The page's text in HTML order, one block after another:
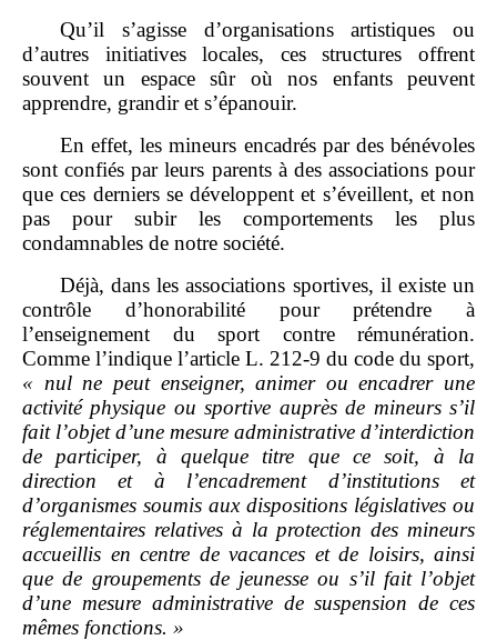
Qu’il s’agisse d’organisations artistiques ou
d’autres initiatives locales, ces structures offrent
souvent un espace sûr où nos enfants peuvent
apprendre, grandir et s’épanouir.
En effet, les mineurs encadrés par des bénévoles
sont confiés par leurs parents à des associations pour
que ces derniers se développent et s’éveillent, et non
pas pour subir les comportements les plus
condamnables de notre société.
Déjà, dans les associations sportives, il existe un
contrôle d’honorabilité pour prétendre à
l’enseignement du sport contre rémunération.
Comme l’indique l’article L. 212‑9 du code du sport,
« nul ne peut enseigner, animer ou encadrer une
activité physique ou sportive auprès de mineurs s’il
fait l’objet d’une mesure administrative d’interdiction
de participer, à quelque titre que ce soit, à la
direction et à l’encadrement d’institutions et
d’organismes soumis aux dispositions législatives ou
réglementaires relatives à la protection des mineurs
accueillis en centre de vacances et de loisirs, ainsi
que de groupements de jeunesse ou s’il fait l’objet
d’une mesure administrative de suspension de ces
mêmes fonctions. »